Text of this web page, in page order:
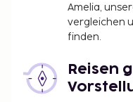
Amelia,
vergleichen
finden.
Reisen